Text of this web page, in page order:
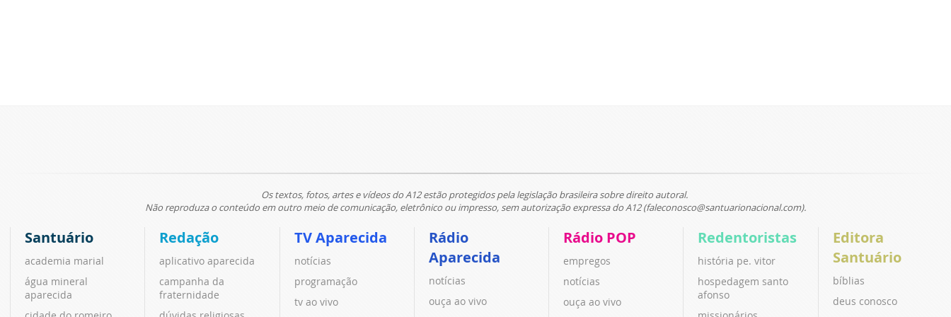
Os textos, fotos, artes e vídeos do A12 estão protegidos pela legislação brasileira sobre direito autoral.
Não reproduza o conteúdo em outro meio de comunicação, eletrônico ou impresso, sem autorização expressa do A12 (faleconosco@santuarionacional.com).
Santuário
academia marial
água mineral
aparecida
Redação
aplicativo aparecida
campanha da
fraternidade
TV Aparecida
notícias
programação
tv ao vivo
Rádio
Aparecida
notícias
ouça ao vivo
Rádio POP
empregos
notícias
ouça ao vivo
Redentoristas
história pe. vitor
hospedagem santo
afonso
Editora
Santuário
bíblias
deus conosco